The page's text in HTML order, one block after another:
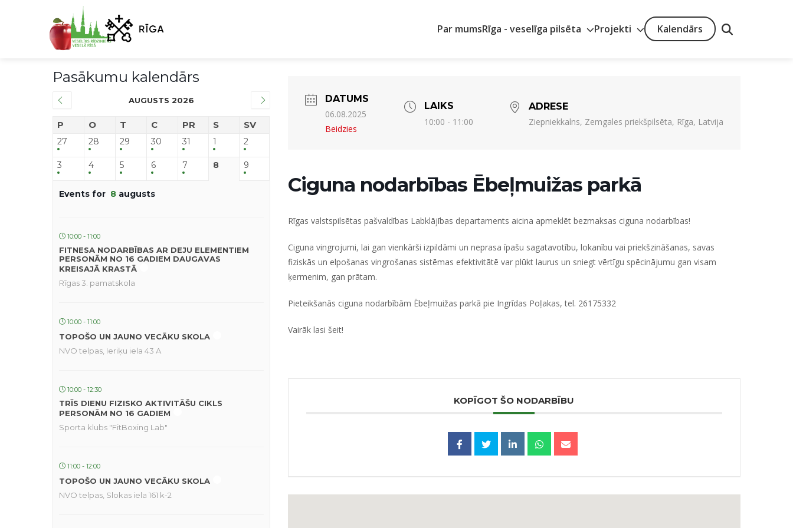
Par mumsRīga - veselīga pilsēta Projekti Kalendārs
Pasākumu kalendārs
AUGUSTS 2026
P O T C PR S SV
27 28 29 30 31 1 2
3 4 5 6 7 8 9
Events for 8 augusts
10:00 - 11:00
FITNESA NODARBĪBAS AR DEJU ELEMENTIEM
PERSONĀM NO 16 GADIEM DAUGAVAS
KREISAJĀ KRASTĀ
Rīgas 3. pamatskola
10:00 - 11:00
TOPOŠO UN JAUNO VECĀKU SKOLA
NVO telpas, Ieriķu iela 43 A
10:00 - 12:30
TRĪS DIENU FIZISKO AKTIVITĀŠU CIKLS
PERSONĀM NO 16 GADIEM
Sporta klubs "FitBoxing Lab"
11:00 - 12:00
TOPOŠO UN JAUNO VECĀKU SKOLA
NVO telpas, Slokas iela 161 k-2
DATUMS
06.08.2025
Beidzies
LAIKS
10:00 - 11:00
ADRESE
Ziepniekkalns, Zemgales priekšpilsēta, Rīga, Latvija
Ciguna nodarbības Ēbeļmuižas parkā
Rīgas valstspilsētas pašvaldības Labklājības departaments aicina apmeklēt bezmaksas ciguna nodarbības!
Ciguna vingrojumi, lai gan vienkārši izpildāmi un neprasa īpašu sagatavotību, lokanību vai priekšzināšanas, savas
fiziskās un elpošanas vingrošanas sistēmas efektivitātē var plūkt laurus un sniegt vērtīgu spēcinājumu gan visam
ķermenim, gan prātam.
Pieteikšanās ciguna nodarbībām Ēbeļmuižas parkā pie Ingrīdas Poļakas, tel. 26175332
Vairāk lasi šeit!
KOPĪGOT ŠO NODARBĪBU